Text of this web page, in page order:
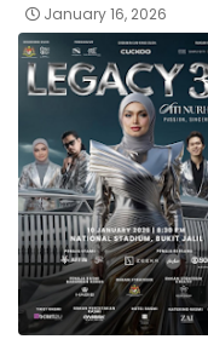
January 16, 2026